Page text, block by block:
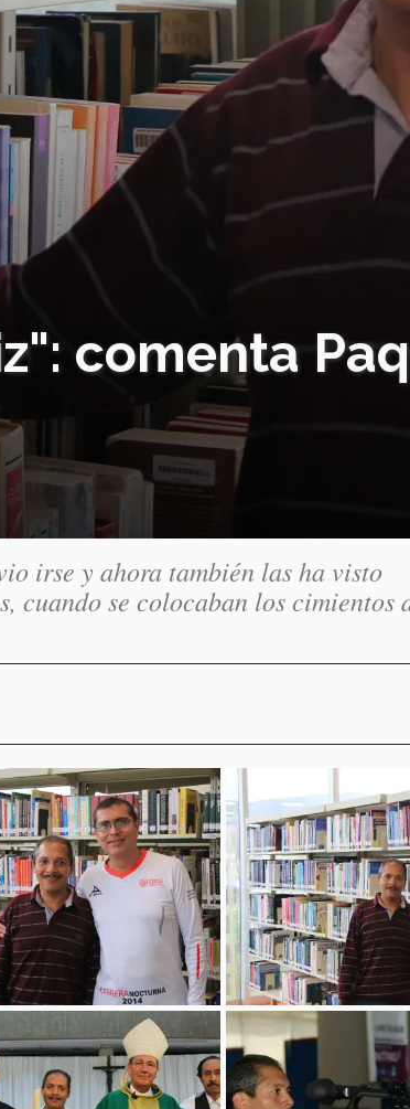
comenta
irse y ahora también las ha visto
cuando se colocaban los cimientos